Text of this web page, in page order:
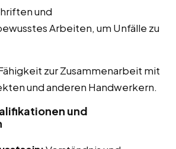
und
Arbeiten, um Unfälle zu
zur Zusammenarbeit mit
und anderen Handwerkern.
und